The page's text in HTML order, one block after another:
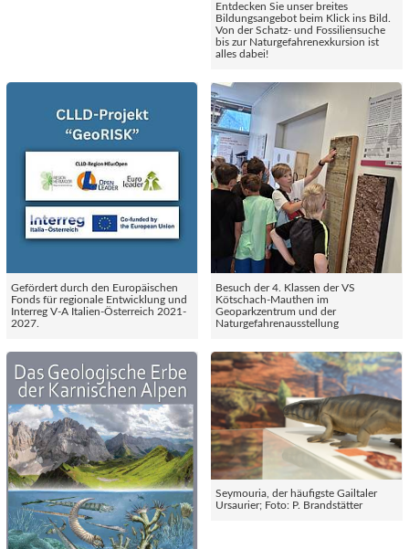
Entdecken Sie unser breites
Bildungsangebot beim Klick ins Bild.
Von der Schatz- und Fossiliensuche
bis zur Naturgefahrenexkursion ist
alles dabei!
Gefördert durch den Europäischen
Fonds für regionale Entwicklung und
Interreg V-A Italien-Österreich 2021-
2027.
Besuch der 4. Klassen der VS
Kötschach-Mauthen im
Geoparkzentrum und der
Naturgefahrenausstellung
Seymouria, der häufigste Gailtaler
Ursaurier; Foto: P. Brandstätter